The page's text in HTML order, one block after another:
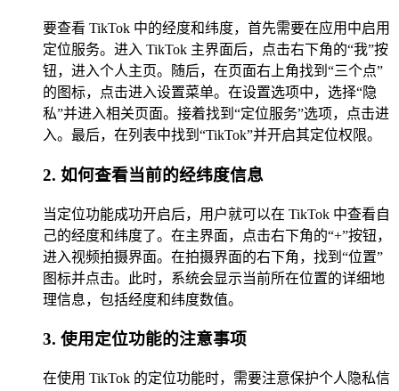
要查看 TikTok 中的经度和纬度，首先需要在应用中启用
定位服务。进入 TikTok 主界面后，点击右下角的“我”按
钮，进入个人主页。随后，在页面右上角找到“三个点”
的图标，点击进入设置菜单。在设置选项中，选择“隐
私”并进入相关页面。接着找到“定位服务”选项，点击进
入。最后，在列表中找到“TikTok”并开启其定位权限。
2. 如何查看当前的经纬度信息
当定位功能成功开启后，用户就可以在 TikTok 中查看自
己的经度和纬度了。在主界面，点击右下角的“+”按钮，
进入视频拍摄界面。在拍摄界面的右下角，找到“位置”
图标并点击。此时，系统会显示当前所在位置的详细地
理信息，包括经度和纬度数值。
3. 使用定位功能的注意事项
在使用 TikTok 的定位功能时，需要注意保护个人隐私信